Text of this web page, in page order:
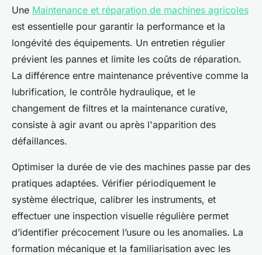
Une Maintenance et réparation de machines agricoles
est essentielle pour garantir la performance et la
longévité des équipements. Un entretien régulier
prévient les pannes et limite les coûts de réparation.
La différence entre maintenance préventive comme la
lubrification, le contrôle hydraulique, et le
changement de filtres et la maintenance curative,
consiste à agir avant ou après l'apparition des
défaillances.
Optimiser la durée de vie des machines passe par des
pratiques adaptées. Vérifier périodiquement le
système électrique, calibrer les instruments, et
effectuer une inspection visuelle régulière permet
d’identifier précocement l’usure ou les anomalies. La
formation mécanique et la familiarisation avec les